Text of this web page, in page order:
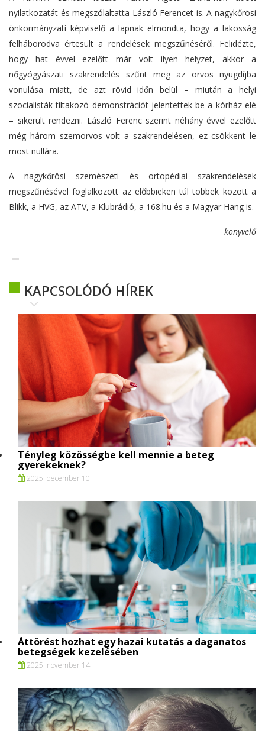
nyilatkozatát és megszólaltatta László Ferencet is. A nagykőrösi
önkormányzati képviselő a lapnak elmondta, hogy a lakosság
felháborodva értesült a rendelések megszűnéséről. Felidézte,
hogy hat évvel ezelőtt már volt ilyen helyzet, akkor a
nőgyógyászati szakrendelés szűnt meg az orvos nyugdíjba
vonulása miatt, de azt rövid időn belül – miután a helyi
szocialisták tiltakozó demonstrációt jelentettek be a kórház elé
– sikerült rendezni. László Ferenc szerint néhány évvel ezelőtt
még három szemorvos volt a szakrendelésen, ez csökkent le
most nullára.
A nagykőrösi szemészeti és ortopédiai szakrendelések
megszűnésével foglalkozott az előbbieken túl többek között a
Blikk, a HVG, az ATV, a Klubrádió, a 168.hu és a Magyar Hang is.
könyvelő
KAPCSOLÓDÓ HÍREK
Tényleg közösségbe kell mennie a beteg
gyerekeknek?
2025. december 10.
Áttörést hozhat egy hazai kutatás a daganatos
betegségek kezelésében
2025. november 14.